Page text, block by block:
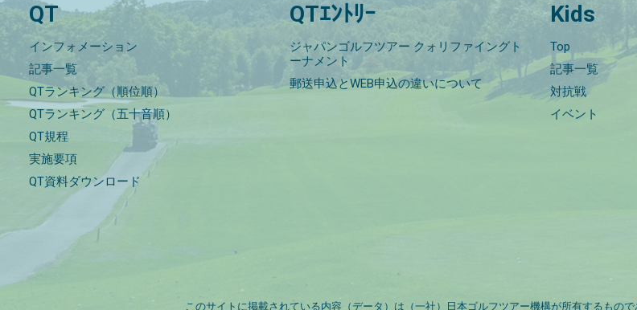
QT
インフォメーション
記事一覧
QTランキング（順位順）
QTランキング（五十音順）
QT規程
実施要項
QT資料ダウンロード
QTｴﾝﾄﾘｰ
ジャパンゴルフツアー クォリファイングト
ーナメント
郵送申込とWEB申込の違いについて
Kids
Top
記事一覧
対抗戦
イベント
このサイトに掲載されている内容（データ）は（一社）日本ゴルフツアー機構が所有するもの